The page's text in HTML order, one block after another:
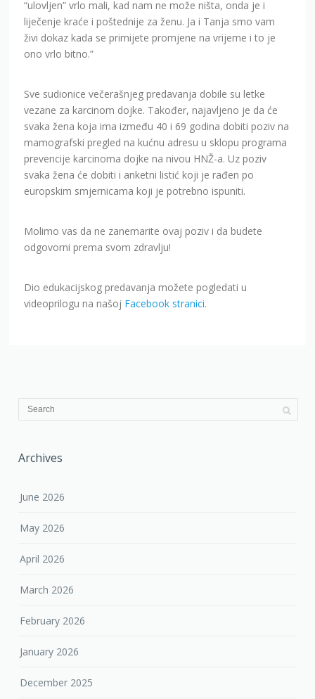
“ulovljen” vrlo mali, kad nam ne može ništa, onda je i
liječenje kraće i poštednije za ženu. Ja i Tanja smo vam
živi dokaz kada se primijete promjene na vrijeme i to je
ono vrlo bitno.”
Sve sudionice večerašnjeg predavanja dobile su letke
vezane za karcinom dojke. Također, najavljeno je da će
svaka žena koja ima između 40 i 69 godina dobiti poziv na
mamografski pregled na kućnu adresu u sklopu programa
prevencije karcinoma dojke na nivou HNŽ-a. Uz poziv
svaka žena će dobiti i anketni listić koji je rađen po
europskim smjernicama koji je potrebno ispuniti.
Molimo vas da ne zanemarite ovaj poziv i da budete
odgovorni prema svom zdravlju!
Dio edukacijskog predavanja možete pogledati u
videoprilogu na našoj Facebook stranici.
Archives
June 2026
May 2026
April 2026
March 2026
February 2026
January 2026
December 2025